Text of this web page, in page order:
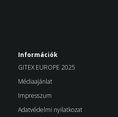
Információk
GITEX EUROPE 2025
Médiaajánlat
Impresszum
Adatvédelmi nyilatkozat